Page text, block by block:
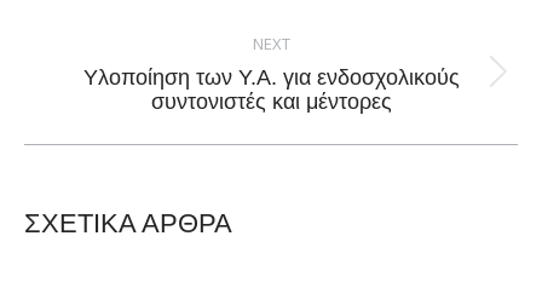
NEXT
Next
Υλοποίηση των Υ.Α. για ενδοσχολικούς
συντονιστές και μέντορες
ΣΧΕΤΙΚΑ ΑΡΘΡΑ